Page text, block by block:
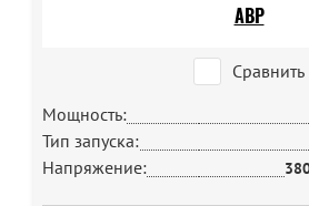
Сравнить
Мощность:
Тип запуска:
Напряжение: